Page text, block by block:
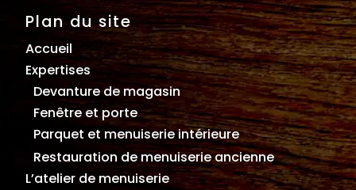
Plan du site
Accueil
Expertises
Devanture de magasin
Fenêtre et porte
Parquet et menuiserie intérieure
Restauration de menuiserie ancienne
L’atelier de menuiserie